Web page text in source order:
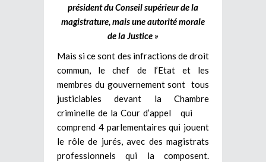
président du Conseil supérieur de la
magistrature, mais une autorité morale
de la Justice »
Mais si ce sont des infractions de droit
commun, le chef de l’Etat et les
membres du gouvernement sont tous
justiciables devant la Chambre
criminelle de la Cour d’appel qui
comprend 4 parlementaires qui jouent
le rôle de jurés, avec des magistrats
professionnels qui la composent.